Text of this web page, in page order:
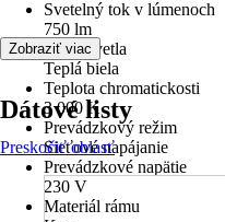
Svetelný tok v lúmenoch
750 lm
Farba svetla
Teplá biela
Teplota chromatickosti
3 000 K
Prevádzkový režim
Sieťové napájanie
Prevádzkové napätie
230 V
Materiál rámu
Zobraziť viac
Dátové listy
Preskočiť oblasť